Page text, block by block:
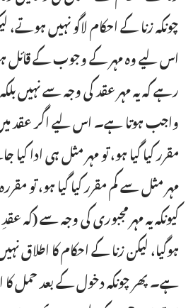
چونکہ زنا کے احکام لاگو نہیں
اس لیے وہ مہر کے وجوب کے قائل
رہے کہ یہ مہر عقد کی وجہ سے نہیں
واجب ہوتا ہے۔ اس لیے اگر عقد
مقرر کیا گیا ہو، تو مہر مثل ہی ادا
مہر مثل سے کم مقرر کیا گیا ہو، تو
کیونکہ یہ مہر مجبوری کی وجہ سے (کہ
ہوگیا، لیکن زنا کے احکام کا اطلاق
ہے۔ پھر چونکہ دخول کے بعد حمل